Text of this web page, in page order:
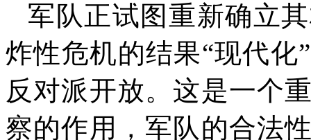
军队正试图重新确立
炸性危机的结果“现代
反对派开放。这是一个
察的作用，军队的合法